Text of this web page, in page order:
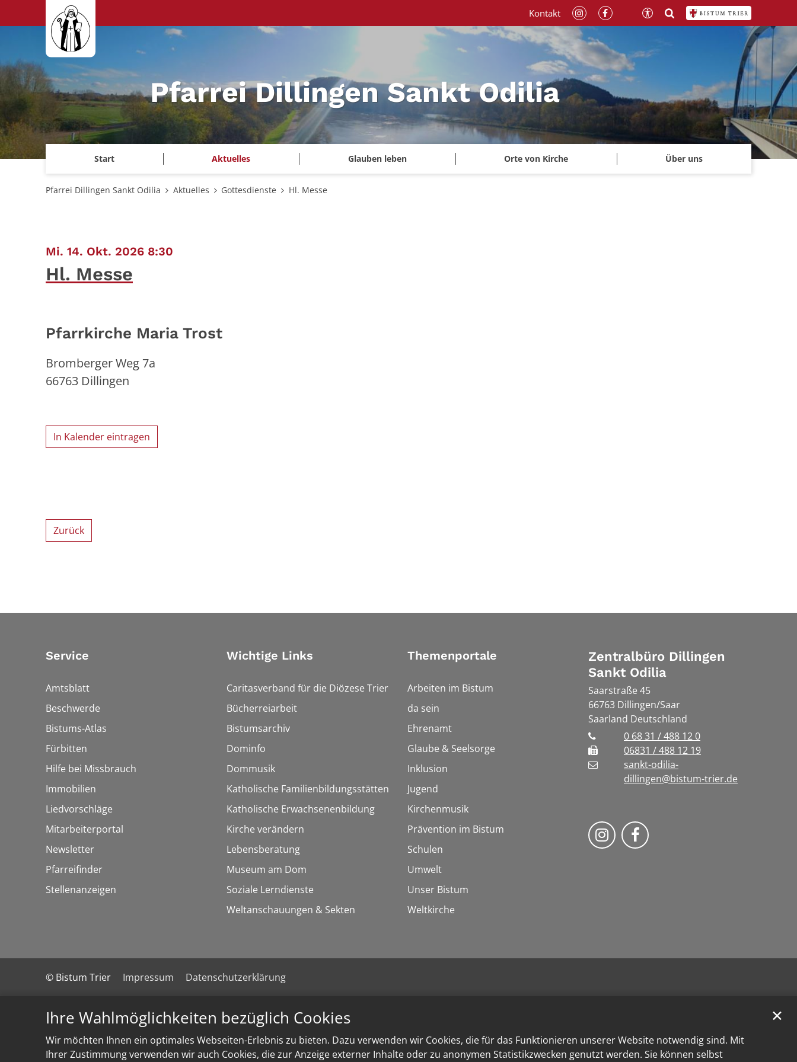
Ihre Wahlmöglichkeiten bezüglich Cookies
Wir möchten Ihnen ein optimales Webseiten-Erlebnis zu bieten. Dazu verwenden wir Cookies, die für das Funktionieren unserer Website notwendig sind. Mit
Ihrer Zustimmung verwenden wir auch Cookies, die zur Anzeige externer Inhalte oder zu anonymen Statistikzwecken genutzt werden. Sie können selbst
✕
Zum Inhalt springen
Pfarrei Dillingen Sankt Odilia
Start Aktuelles Glauben leben Orte von Kirche Über uns
Kontakt
Pfarrei Dillingen Sankt Odilia Aktuelles Gottesdienste Hl. Messe
Mi. 14. Okt. 2026 8:30
Hl. Messe
Pfarrkirche Maria Trost
Bromberger Weg 7a
66763 Dillingen
In Kalender eintragen
Zurück
Service
Amtsblatt
Beschwerde
Bistums-Atlas
Fürbitten
Hilfe bei Missbrauch
Immobilien
Liedvorschläge
Mitarbeiterportal
Newsletter
Pfarreifinder
Stellenanzeigen
Wichtige Links
Caritasverband für die Diözese Trier
Bücherreiarbeit
Bistumsarchiv
Dominfo
Dommusik
Katholische Familienbildungsstätten
Katholische Erwachsenenbildung
Kirche verändern
Lebensberatung
Museum am Dom
Soziale Lerndienste
Weltanschauungen & Sekten
Themenportale
Arbeiten im Bistum
da sein
Ehrenamt
Glaube & Seelsorge
Inklusion
Jugend
Kirchenmusik
Prävention im Bistum
Schulen
Umwelt
Unser Bistum
Weltkirche
Zentralbüro Dillingen
Sankt Odilia
Saarstraße 45
66763 Dillingen/Saar
Saarland Deutschland
0 68 31 / 488 12 0
06831 / 488 12 19
sankt-odilia-
dillingen@bistum-trier.de
Bistum Trier auf Instragram
Bistum Trier auf Facebook
© Bistum Trier Impressum Datenschutzerklärung